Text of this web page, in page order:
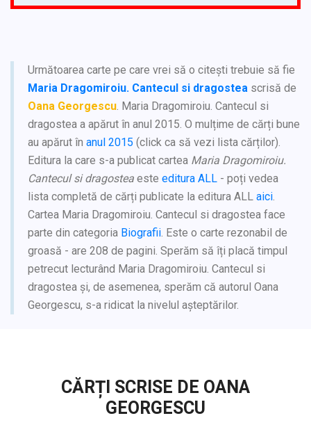
Următoarea carte pe care vrei să o citești trebuie să fie
Maria Dragomiroiu. Cantecul si dragostea scrisă de
Oana Georgescu . Maria Dragomiroiu. Cantecul si
dragostea a apărut în anul 2015. O mulțime de cărți bune
au apărut în anul 2015 (click ca să vezi lista cărților).
Editura la care s-a publicat cartea Maria Dragomiroiu.
Cantecul si dragostea este editura ALL - poți vedea
lista completă de cărți publicate la editura ALL aici
Cartea Maria Dragomiroiu. Cantecul si dragostea face
parte din categoria Biografii . Este o carte rezonabil de
groasă - are 208 de pagini. Sperăm să îți placă timpul
petrecut lecturând Maria Dragomiroiu. Cantecul si
dragostea și, de asemenea, sperăm că autorul Oana
Georgescu, s-a ridicat la nivelul așteptărilor.
CĂRȚI SCRISE DE OANA
GEORGESCU